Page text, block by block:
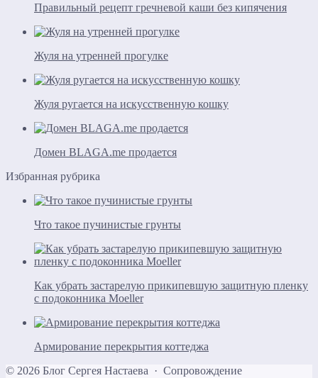
Правильный рецепт гречневой каши без кипячения
Жуля на утренней прогулке
Жуля ругается на искусственную кошку
Домен BLAGA.me продается
Избранная рубрика
Что такое пучинистые грунты
Как убрать застарелую прикипевшую защитную пленку
с подоконника Moeller
Армирование перекрытия коттеджа
© 2026 Блог Сергея Настаева · Сопровождение